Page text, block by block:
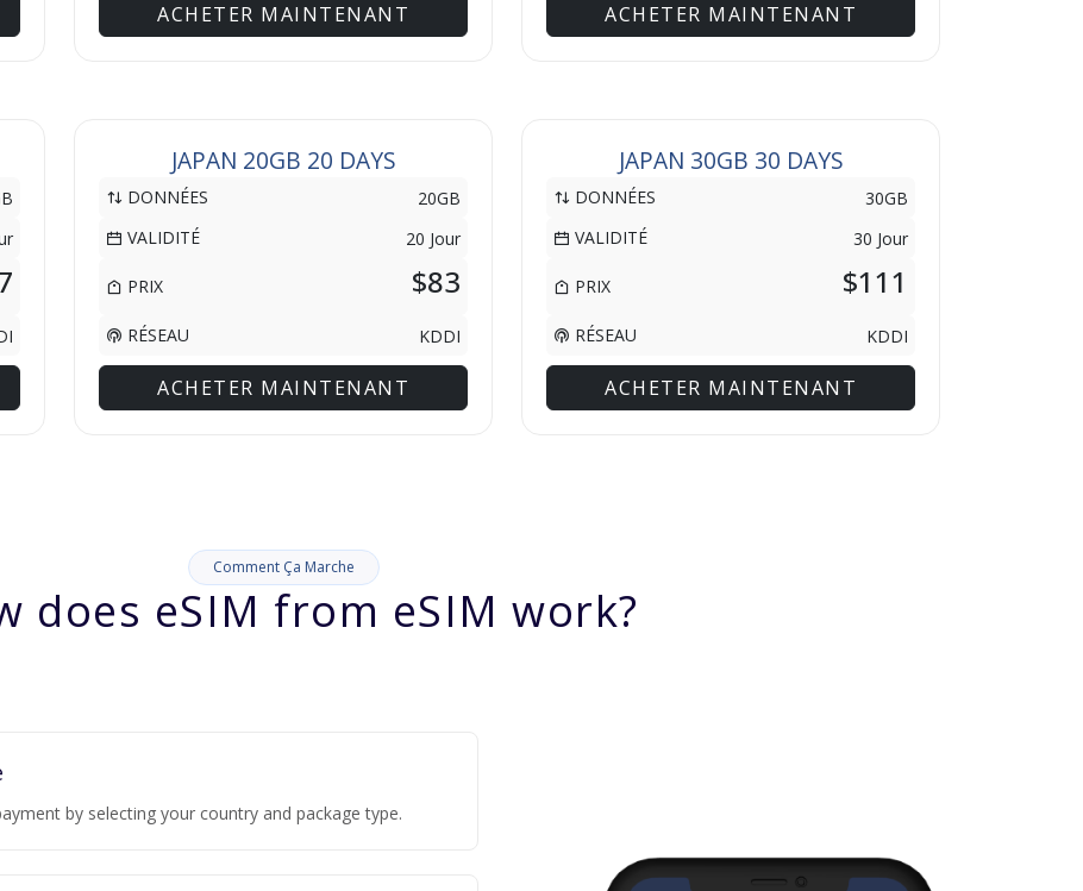
ACHETER MAINTENANT ACHETER MAINTENANT
JAPAN 20GB 20 DAYS
DONNÉES
20GB
VALIDITÉ
20 Jour
PRIX $83
RÉSEAU KDDI
ACHETER MAINTENANT
JAPAN 30GB 30 DAYS
DONNÉES
30GB
VALIDITÉ
30 Jour
PRIX $111
RÉSEAU KDDI
ACHETER MAINTENANT
Comment Ça Marche
does eSIM from eSIM work?
by selecting your country and package type.